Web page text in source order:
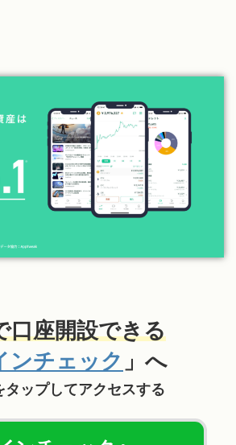
口座開設できる
ンチェック 」へ
タップしてアクセスする